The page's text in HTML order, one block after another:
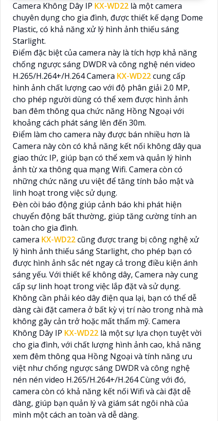
Camera Không Dây IP KX-WD22 là một camera
chuyên dụng cho gia đình, được thiết kế dạng Dome
Plastic, có khả năng xử lý hình ảnh thiếu sáng
Starlight.
Điểm đặc biệt của camera này là tích hợp khả năng
chống ngược sáng DWDR và công nghệ nén video
H.265/H.264+/H.264 Camera KX-WD22cung cấp
hình ảnh chất lượng cao với độ phân giải 2.0 MP,
cho phép người dùng có thể xem được hình ảnh
ban đêm thông qua chức năng Hồng Ngoại với
khoảng cách phát sáng lên đến 30m.
Điểm làm cho camera này được bán nhiều hơn là
Camera này còn có khả năng kết nối không dây qua
giao thức IP, giúp bạn có thể xem và quản lý hình
ảnh từ xa thông qua mạng Wifi. Camera còn có
những chức năng ưu việt để tăng tính bảo mật và
linh hoạt trong việc sử dụng.
Đèn còi báo động giúp cảnh báo khi phát hiện
chuyển động bất thường, giúp tăng cường tính an
toàn cho gia đình.
camera KX-WD22cũng được trang bị công nghệ xử
lý hình ảnh thiếu sáng Starlight, cho phép bạn có
được hình ảnh sắc nét ngay cả trong điều kiện ánh
sáng yếu. Với thiết kế không dây, Camera này cung
cấp sự linh hoạt trong việc lắp đặt và sử dụng.
Không cần phải kéo dây điện qua lại, bạn có thể dễ
dàng cài đặt camera ở bất kỳ vị trí nào trong nhà mà
không gây cản trở hoặc mất thẩm mỹ. Camera
Không Dây IP KX-WD22 là một sự lựa chọn tuyệt vời
cho gia đình, với chất lượng hình ảnh cao, khả năng
xem đêm thông qua Hồng Ngoại và tính năng ưu
việt như chống ngược sáng DWDR và công nghệ
nén nén video H.265/H.264+/H.264 Cùng với đó,
camera còn có khả năng kết nối Wifi và cài đặt dễ
dàng, giúp bạn quản lý và giám sát ngôi nhà của
mình một cách an toàn và dễ dàng.